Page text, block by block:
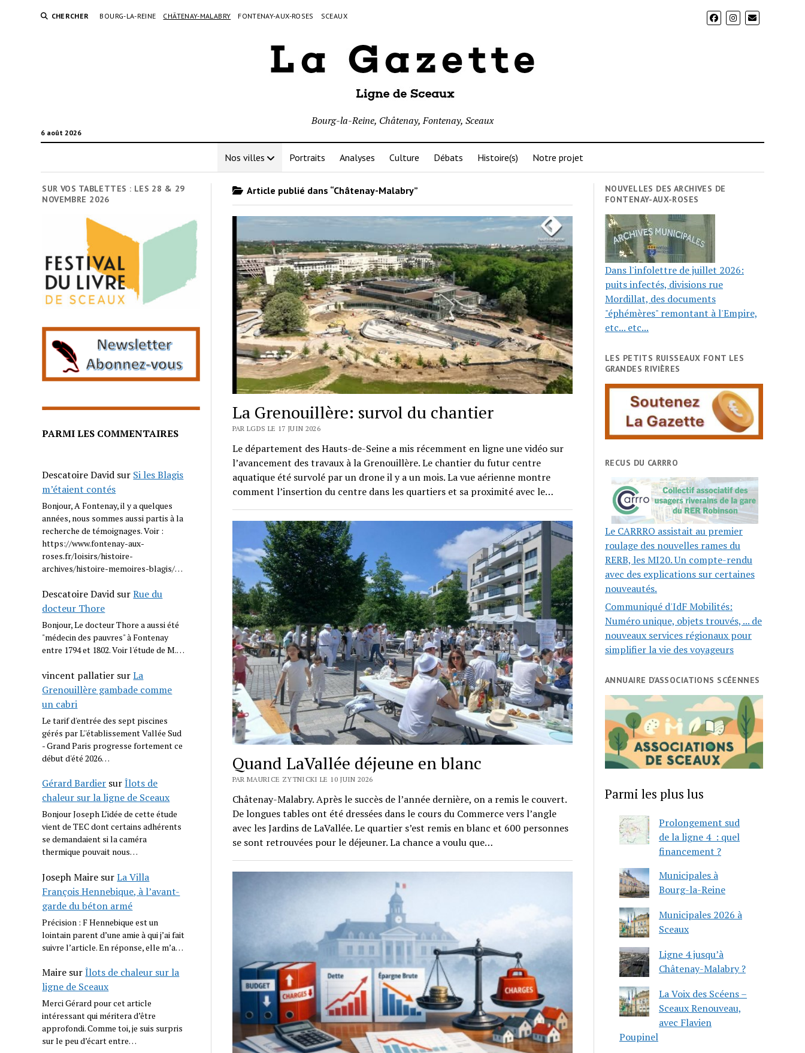
CHERCHER BOURG-LA-REINE CHÂTENAY-MALABRY FONTENAY-AUX-ROSES SCEAUX
6 août 2026
Bourg-la-Reine, Châtenay, Fontenay, Sceaux
Nos villes Portraits Analyses Culture Débats Histoire(s) Notre projet
SUR VOS TABLETTES : LES 28 & 29
NOVEMBRE 2026
PARMI LES COMMENTAIRES
Descatoire David sur Si les Blagis
m’étaient contés
Bonjour, A Fontenay, il y a quelques
années, nous sommes aussi partis à la
recherche de témoignages. Voir :
https://www.fontenay-aux-
roses.fr/loisirs/histoire-
archives/histoire-memoires-blagis/…
Descatoire David surRue du
docteur Thore
Bonjour, Le docteur Thore a aussi été
"médecin des pauvres" à Fontenay
entre 1794 et 1802. Voir l'étude de M.…
vincent pallatier surLa
Grenouillère gambade comme
un cabri
Le tarif d'entrée des sept piscines
gérés par L''établissement Vallée Sud
- Grand Paris progresse fortement ce
début d'été 2026…
Gérard Bardier surÎlots de
chaleur sur la ligne de Sceaux
Bonjour Joseph L’idée de cette étude
vient de TEC dont certains adhérents
se demandaient si la caméra
thermique pouvait nous…
Joseph Maire surLa Villa
François Hennebique, à l’avant-
garde du béton armé
Précision : F Hennebique est un
lointain parent d’une amie à qui j’ai fait
suivre l’article. En réponse, elle m’a…
Maire surÎlots de chaleur sur la
ligne de Sceaux
Merci Gérard pour cet article
intéressant qui méritera d’être
approfondi. Comme toi, je suis surpris
sur le peu d’écart entre…
Article publié dans “Châtenay-Malabry”
La Grenouillère: survol du chantier
PAR LGDS LE 17 JUIN 2026
Le département des Hauts-de-Seine a mis récemment en ligne une vidéo sur
l’avancement des travaux à la Grenouillère. Le chantier du futur centre
aquatique été survolé par un drone il y a un mois. La vue aérienne montre
comment l’insertion du centre dans les quartiers et sa proximité avec le…
Quand LaVallée déjeune en blanc
PAR MAURICE ZYTNICKI LE 10 JUIN 2026
Châtenay-Malabry. Après le succès de l’année dernière, on a remis le couvert.
De longues tables ont été dressées dans le cours du Commerce vers l’angle
avec les Jardins de LaVallée. Le quartier s’est remis en blanc et 600 personnes
se sont retrouvées pour le déjeuner. La chance a voulu que…
NOUVELLES DES ARCHIVES DE
FONTENAY-AUX-ROSES
Dans l'infolettre de juillet 2026:
puits infectés, divisions rue
Mordillat, des documents
"éphémères" remontant à l'Empire,
etc... etc...
LES PETITS RUISSEAUX FONT LES
GRANDES RIVIÈRES
RECUS DU CARRRO
Le CARRRO assistait au premier
roulage des nouvelles rames du
RERB, les MI20. Un compte-rendu
avec des explications sur certaines
nouveautés.
Communiqué d'IdF Mobilités:
Numéro unique, objets trouvés, ... de
nouveaux services régionaux pour
simplifier la vie des voyageurs
ANNUAIRE D’ASSOCIATIONS SCÉENNES
Parmi les plus lus
Prolongement sud
de la ligne 4 : quel
financement ?
Municipales à
Bourg-la-Reine
Municipales 2026 à
Sceaux
Ligne 4 jusqu’à
Châtenay-Malabry ?
La Voix des Scéens –
Sceaux Renouveau,
avec Flavien
Poupinel